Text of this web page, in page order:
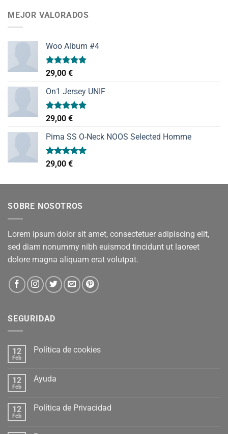
MEJOR VALORADOS
Woo Album #4
Valorado
con
de 5
29,00 €
On1 Jersey UNIF
Valorado
con
de 5
29,00 €
Pima SS O-Neck NOOS Selected Homme
Valorado
con
29,00 €
SOBRE NOSOTROS
Lorem ipsum dolor sit amet, consectetuer adipiscing elit,
sed diam nonummy nibh euismod tincidunt ut laoreet
dolore magna aliquam erat volutpat.
SEGURIDAD
12
Feb
Política de cookies
12
Feb
Ayuda
12
Feb
Política de Privacidad